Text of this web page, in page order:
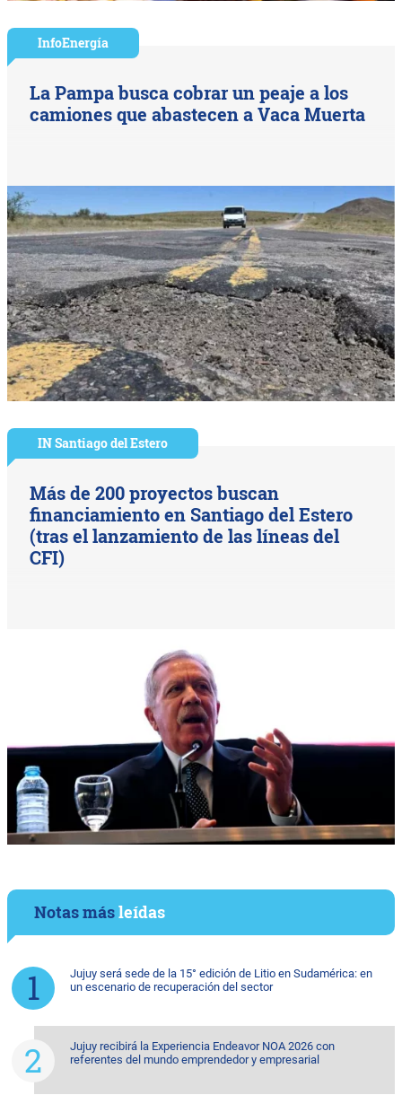
InfoEnergía
La Pampa busca cobrar un peaje a los
camiones que abastecen a Vaca Muerta
IN Santiago del Estero
Más de 200 proyectos buscan
financiamiento en Santiago del Estero
(tras el lanzamiento de las líneas del
CFI)
Notas másleídas
Jujuy será sede de la 15° edición de Litio en Sudamérica: en
un escenario de recuperación del sector
Jujuy recibirá la Experiencia Endeavor NOA 2026 con
referentes del mundo emprendedor y empresarial